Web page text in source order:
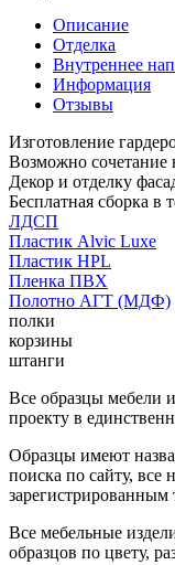
Описание
Отделка
Внутреннее
Информация
Отзывы
Изготовление
Возможно сочетание
Декор и отделку
Бесплатная сборка в
ЛДСП
Пластик Alvic Luxe
Пластик HPL
Пленка ПВХ
Полотно АГТ (МДФ)
полки
корзины
штанги
Все образцы мебели
проекту в
Образцы имеют
поиска по сайту, все
Все мебельные
образцов по цвету,